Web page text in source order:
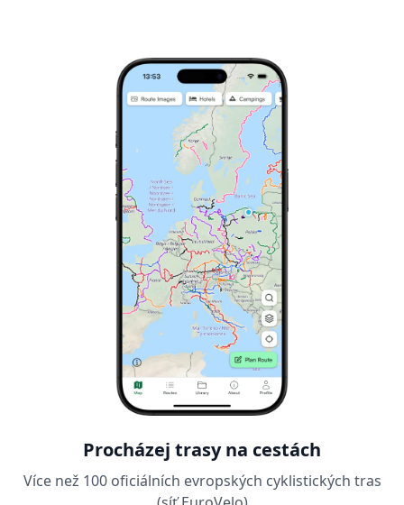
Procházej trasy na cestách
Více než 100 oficiálních evropských cyklistických tras